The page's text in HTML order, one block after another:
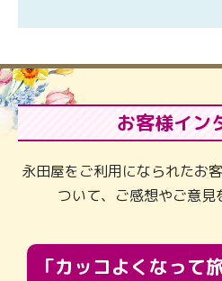
お客様イン
永田屋をご利用になられたお
ついて、ご感想やご意見